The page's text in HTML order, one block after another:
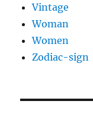
Vintage
Woman
Women
Zodiac-sign